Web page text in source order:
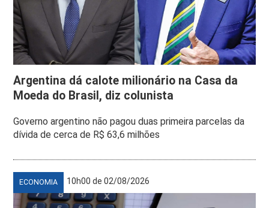
Argentina dá calote milionário na Casa da
Moeda do Brasil, diz colunista
Governo argentino não pagou duas primeira parcelas da
dívida de cerca de R$ 63,6 milhões
ECONOMIA 10h00 de 02/08/2026